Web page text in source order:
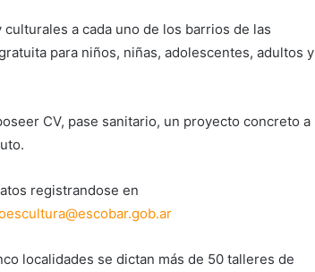
a cada uno de los barrios de las
para niños, niñas, adolescentes, adultos y
CV, pase sanitario, un proyecto concreto a
registrandose en
localidades se dictan más de 50 talleres de